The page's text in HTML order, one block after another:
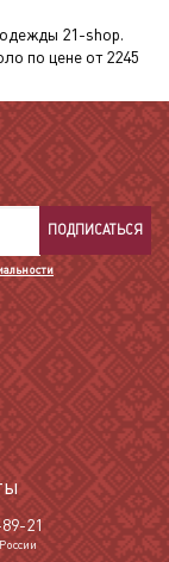
21-shop.
по цене от 2245
ПОДПИСАТЬСЯ
89-21